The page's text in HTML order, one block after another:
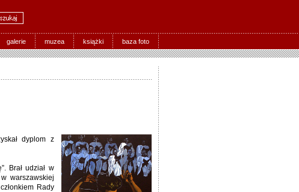
galerie muzea książki baza foto
dyplom z
Brał udział w
warszawskiej
Rady